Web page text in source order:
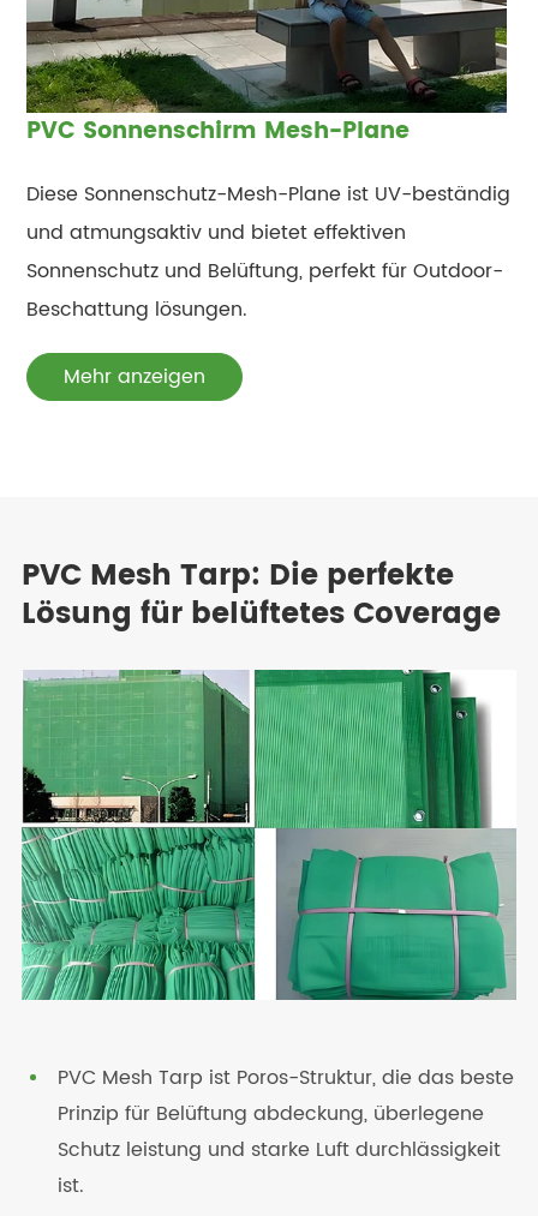
PVC Sonnenschirm Mesh-Plane
Diese Sonnenschutz-Mesh-Plane ist UV-beständig
und atmungsaktiv und bietet effektiven
Sonnenschutz und Belüftung, perfekt für Outdoor-
Beschattung lösungen.
Mehr anzeigen
PVC Mesh Tarp: Die perfekte
Lösung für belüftetes Coverage
PVC Mesh Tarp ist Poros-Struktur, die das beste
Prinzip für Belüftung abdeckung, überlegene
Schutz leistung und starke Luft durchlässigkeit
ist.